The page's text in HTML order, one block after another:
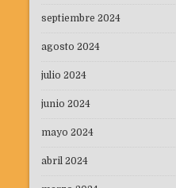
septiembre 2024
agosto 2024
julio 2024
junio 2024
mayo 2024
abril 2024